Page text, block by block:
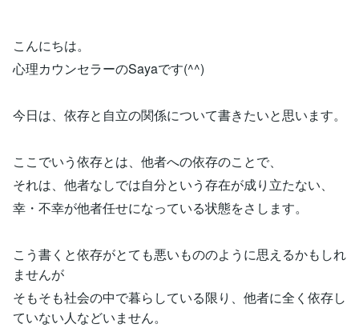
こんにちは。
心理カウンセラーのSayaです(^^)
今日は、依存と自立の関係について書きたいと思います。
ここでいう依存とは、他者への依存のことで、
それは、他者なしでは自分という存在が成り立たない、
幸・不幸が他者任せになっている状態をさします。
こう書くと依存がとても悪いもののように思えるかもしれ
ませんが
そもそも社会の中で暮らしている限り、他者に全く依存し
ていない人などいません。